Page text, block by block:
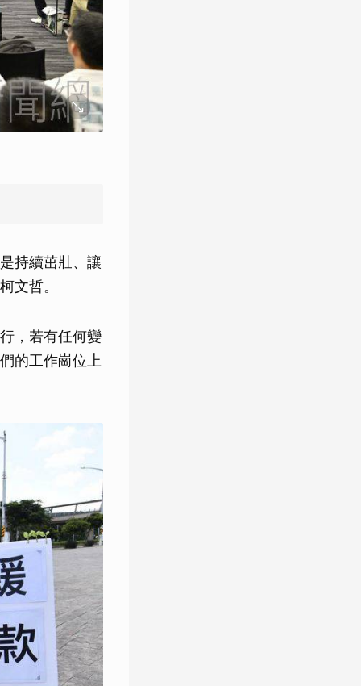
持續茁壯、讓
文哲。
，若有任何變
的工作崗位上